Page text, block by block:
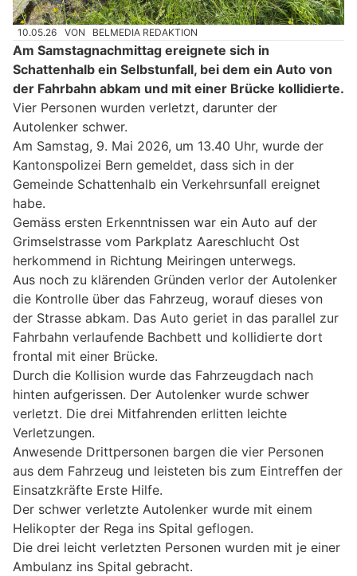
10.05.26 VON BELMEDIA REDAKTION
Am Samstagnachmittag ereignete sich in
Schattenhalb ein Selbstunfall, bei dem ein Auto von
der Fahrbahn abkam und mit einer Brücke kollidierte.
Vier Personen wurden verletzt, darunter der
Autolenker schwer.
Am Samstag, 9. Mai 2026, um 13.40 Uhr, wurde der
Kantonspolizei Bern gemeldet, dass sich in der
Gemeinde Schattenhalb ein Verkehrsunfall ereignet
habe.
Gemäss ersten Erkenntnissen war ein Auto auf der
Grimselstrasse vom Parkplatz Aareschlucht Ost
herkommend in Richtung Meiringen unterwegs.
Aus noch zu klärenden Gründen verlor der Autolenker
die Kontrolle über das Fahrzeug, worauf dieses von
der Strasse abkam. Das Auto geriet in das parallel zur
Fahrbahn verlaufende Bachbett und kollidierte dort
frontal mit einer Brücke.
Durch die Kollision wurde das Fahrzeugdach nach
hinten aufgerissen. Der Autolenker wurde schwer
verletzt. Die drei Mitfahrenden erlitten leichte
Verletzungen.
Anwesende Drittpersonen bargen die vier Personen
aus dem Fahrzeug und leisteten bis zum Eintreffen der
Einsatzkräfte Erste Hilfe.
Der schwer verletzte Autolenker wurde mit einem
Helikopter der Rega ins Spital geflogen.
Die drei leicht verletzten Personen wurden mit je einer
Ambulanz ins Spital gebracht.